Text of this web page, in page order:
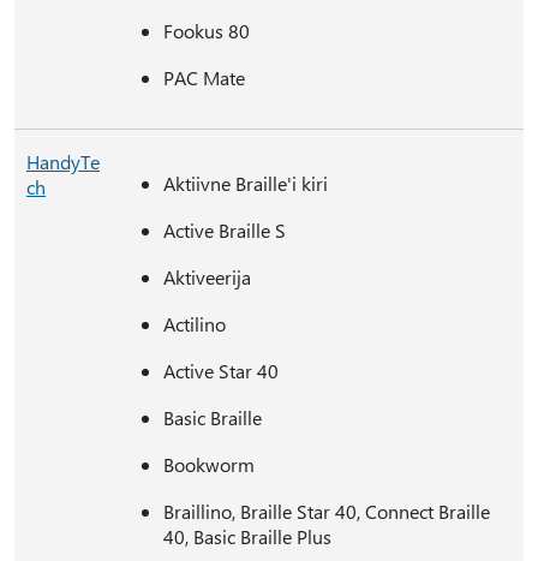
Fookus 80
PAC Mate
HandyTe
ch
Aktiivne Braille'i kiri
Active Braille S
Aktiveerija
Actilino
Active Star 40
Basic Braille
Bookworm
Braillino, Braille Star 40, Connect Braille
40, Basic Braille Plus